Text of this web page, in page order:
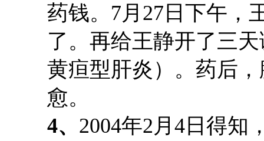
药钱。7月27日下午，
了。再给王静开了三
黄疸型肝炎）。 药后
愈。
4、 2004年2月4日得知